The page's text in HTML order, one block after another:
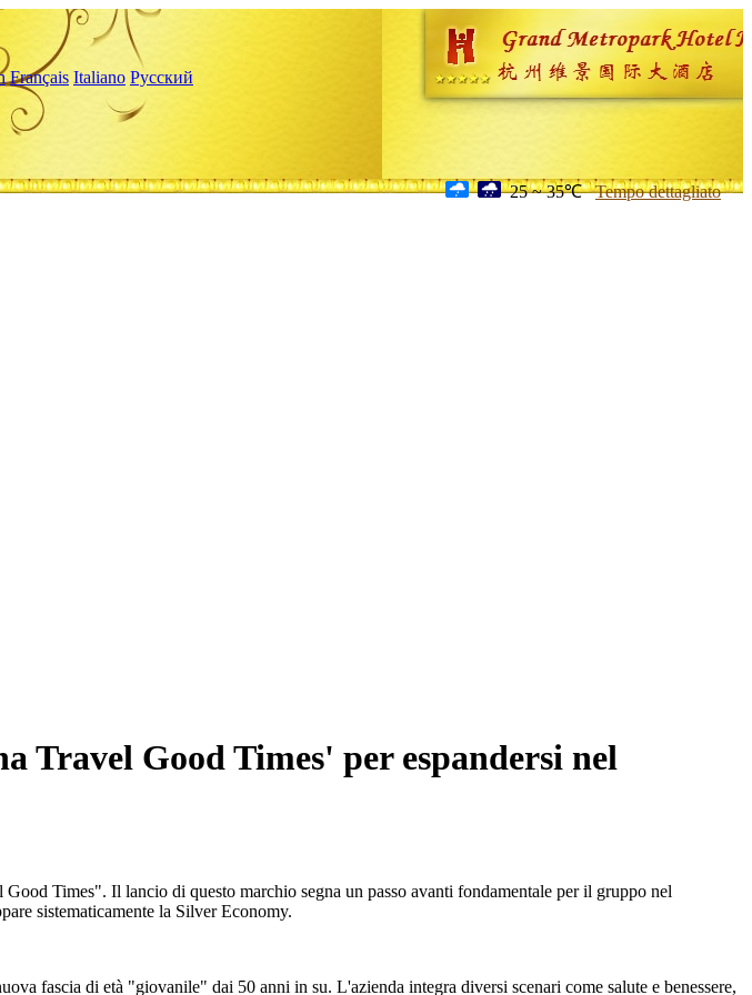
Français Italiano Русский
25 ~ 35℃ Tempo dettagliato
Good Times' per espandersi nel
Times". Il lancio di questo marchio segna un passo avanti fondamentale per il gruppo nel
sistematicamente la Silver Economy.
fascia di età "giovanile" dai 50 anni in su. L'azienda integra diversi scenari come salute e benessere,